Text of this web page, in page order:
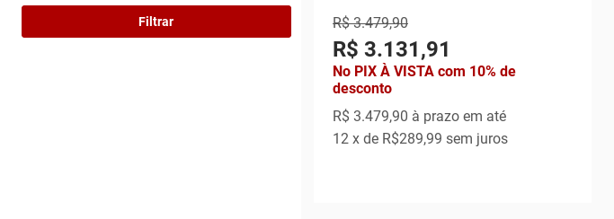
Filtrar R$ 3.479,90
R$ 3.131,91
No PIX À VISTA com 10% de
desconto
R$ 3.479,90 à prazo em até
12 x de R$289,99 sem juros